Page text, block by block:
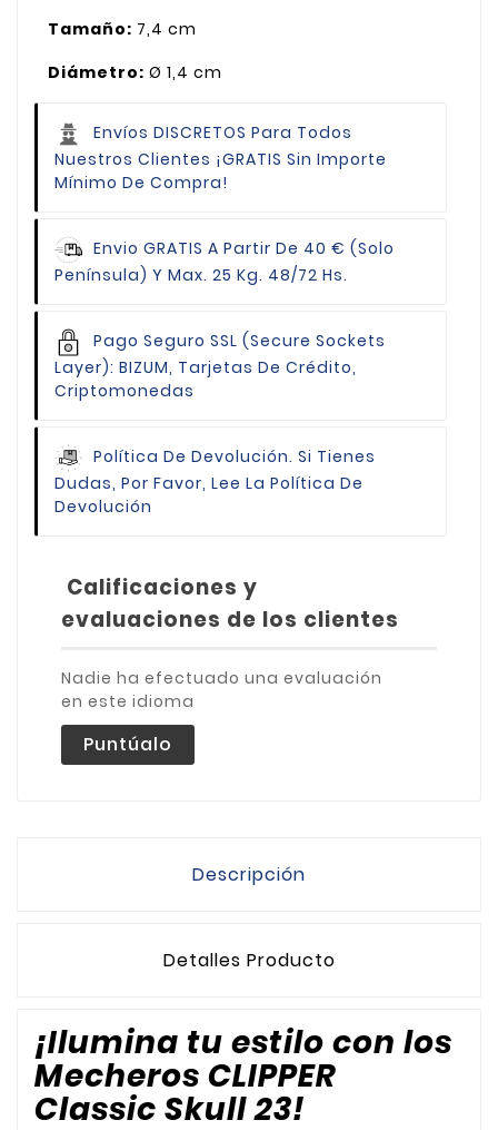
Tamaño: 7,4 cm
Diámetro: Ø 1,4 cm
Envíos DISCRETOS Para Todos
Nuestros Clientes ¡GRATIS Sin Importe
Mínimo De Compra!
Envio GRATIS A Partir De 40 € (Solo
Península) Y Max. 25 Kg. 48/72 Hs.
Pago Seguro SSL (Secure Sockets
Layer): BIZUM, Tarjetas De Crédito,
Criptomonedas
Política De Devolución. Si Tienes
Dudas, Por Favor, Lee La Política De
Devolución
Calificaciones y
evaluaciones de los clientes
Nadie ha efectuado una evaluación
en este idioma
Puntúalo
Descripción
Detalles Producto
¡Ilumina tu estilo con los
Mecheros CLIPPER
Classic Skull 23!